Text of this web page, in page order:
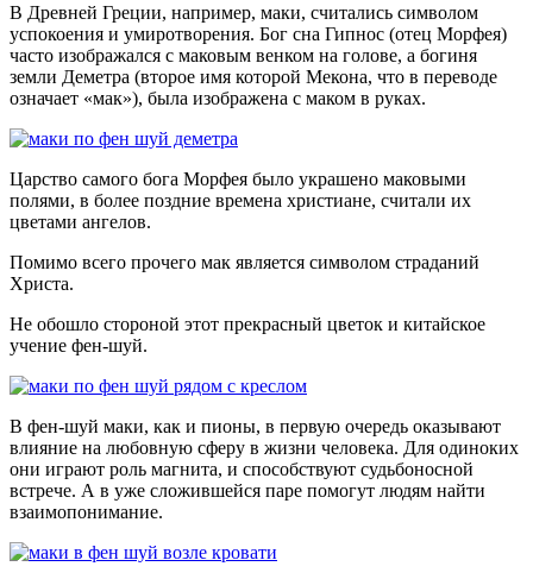
В Древней Греции, например, маки, считались символом
успокоения и умиротворения. Бог сна Гипнос (отец Морфея)
часто изображался с маковым венком на голове, а богиня
земли Деметра (второе имя которой Мекона, что в переводе
означает «мак»), была изображена с маком в руках.
Царство самого бога Морфея было украшено маковыми
полями, в более поздние времена христиане, считали их
цветами ангелов.
Помимо всего прочего мак является символом страданий
Христа.
Не обошло стороной этот прекрасный цветок и китайское
учение фен-шуй.
В фен-шуй маки, как и пионы, в первую очередь оказывают
влияние на любовную сферу в жизни человека. Для одиноких
они играют роль магнита, и способствуют судьбоносной
встрече. А в уже сложившейся паре помогут людям найти
взаимопонимание.